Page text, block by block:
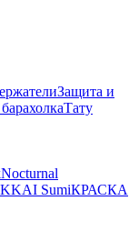
Защита и
Тату
Nocturnal
SumiКРАСКА